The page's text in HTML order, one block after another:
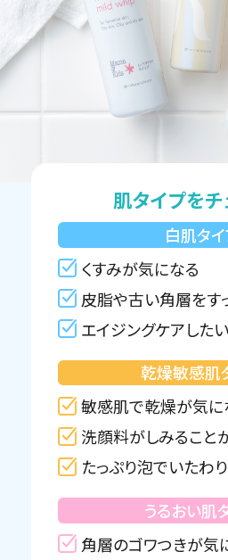
肌タイプをチ
白肌タ
くすみが気になる
皮脂や古い角層をす
エイジングケアしたい
乾燥敏感肌
敏感肌で乾燥が気に
洗顔料がしみること
たっぷり泡でいたわ
うるおい肌
角層のゴワつきが気